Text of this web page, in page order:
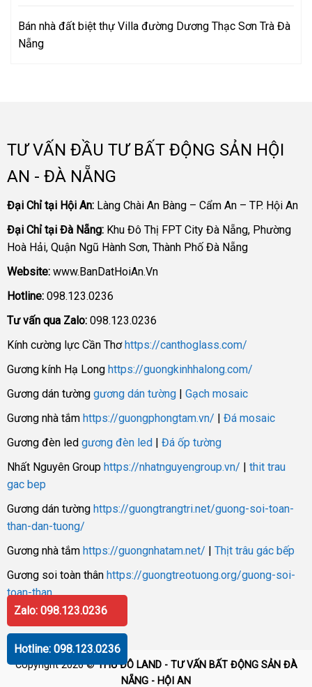
Bán nhà đất biệt thự Villa đường Dương Thạc Sơn Trà Đà
Nẵng
TƯ VẤN ĐẦU TƯ BẤT ĐỘNG SẢN HỘI
AN - ĐÀ NẴNG
Đại Chỉ tại Hội An:Làng Chài An Bàng – Cẩm An – TP. Hội An
Đại Chỉ tại Đà Nẵng:Khu Đô Thị FPT City Đà Nẵng, Phường
Hoà Hải, Quận Ngũ Hành Sơn, Thành Phố Đà Nẵng
Website:www.BanDatHoiAn.Vn
Hotline:098.123.0236
Tư vấn qua Zalo:098.123.0236
Kính cường lực Cần Thơ https://canthoglass.com/
Gương kính Hạ Long https://guongkinhhalong.com/
Gương dán tường gương dán tường| Gạch mosaic
Gương nhà tắm https://guongphongtam.vn/
Đá mosaic
Gương đèn led gương đèn led
Đá ốp tường
Nhất Nguyên Group https://nhatnguyengroup.vn/
thit trau
gac bep
Gương dán tường https://guongtrangtri.net/guong-soi-toan-
than-dan-tuong/
Gương nhà tắm https://guongnhatam.net/
Thịt trâu gác bếp
Gương soi toàn thân https://guongtreotuong.org/guong-soi-
toan-than
Copyright 2026 ©THỦ ĐÔ LAND - TƯ VẤN BẤT ĐỘNG SẢN ĐÀ
NẴNG - HỘI AN
Zalo: 098.123.0236
Hotline: 098.123.0236